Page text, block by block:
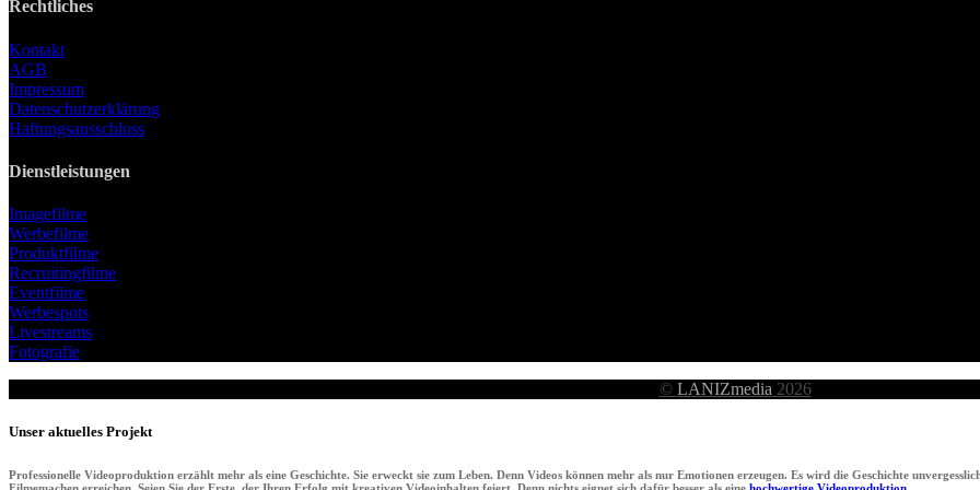
Rechtliches
Kontakt
AGB
Impressum
Datenschutzerklärung
Haftungsausschluss
Dienstleistungen
Imagefilme
Werbefilme
Produktfilme
Recruitingfilme
Eventfilme
Werbespots
Livestreams
Fotografie
© LANIZmedia 2026
Unser aktuelles Projekt
Professionelle Videoproduktion erzählt mehr als eine Geschichte. Sie erweckt sie zum Leben. Denn Videos können mehr als nur Emotionen erzeugen. Es wird die Geschichte